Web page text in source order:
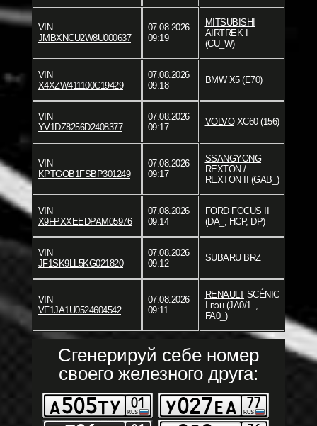
VIN
JMBXNCU2W8U000637
07.08.2026
09:19
MITSUBISHI
AIRTREK I
(CU_W)
VIN
X4XZW411100C19429
07.08.2026
09:18
BMWX5 (E70)
VIN
YV1DZ8256D2408377
07.08.2026
09:17
VOLVOXC60 (156)
VIN
KPTGOB1FSBP301249
07.08.2026
09:17
SSANGYONG
REXTON /
REXTON II (GAB_)
VIN
X9FPXXEEDPAM05976
07.08.2026
09:14
FORDFOCUS II
(DA_, HCP, DP)
VIN
JF1SK9LL5KG021820
07.08.2026
09:12
SUBARUBRZ
VIN
VF1JA1U0524604542
07.08.2026
09:11
RENAULTSCÉNIC
I вэн (JA0/1_,
FA0_)
Сгенерируй себе номер
своего железного друга: